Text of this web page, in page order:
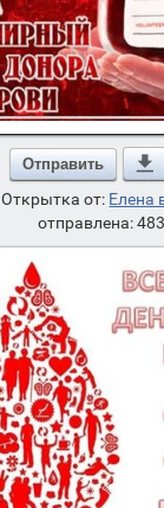
Отправить
Открытка от: Елена
отправлена: